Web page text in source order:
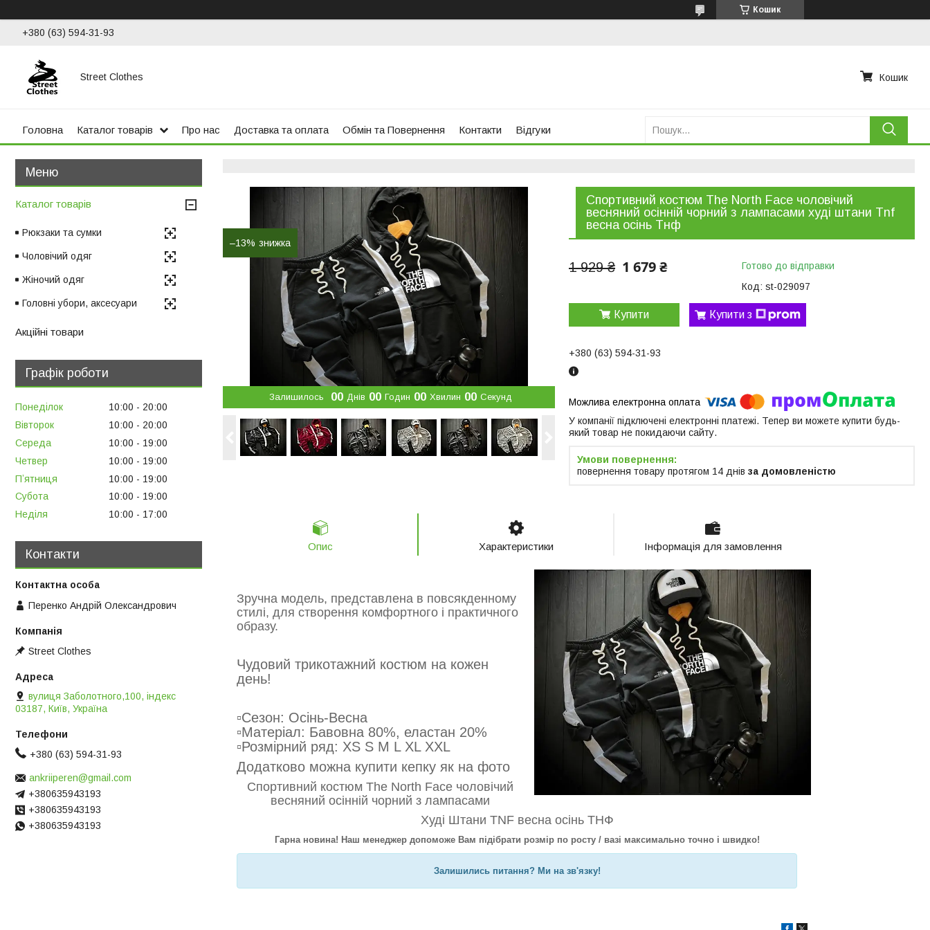
Кошик
+380 (63) 594-31-93
Street Clothes Кошик
Головна Каталог товарів Про нас Доставка та оплата Обмін та Повернення Контакти Відгуки
–13%
Залишилось 00 Днів 00 Годин 00 Хвилин 00 Секунд
Спортивний костюм The North Face чоловічий
весняний осінній чорний з лампасами худі штани Tnf
весна осінь Тнф
1 929 ₴ 1 679 ₴
Готово до відправки
Код: st-029097
Купити Купити з
+380 (63) 594-31-93
У компанії підключені електронні платежі. Тепер ви можете купити будь-
який товар не покидаючи сайту.
повернення товару протягом 14 днів за домовленістю
Опис Характеристики Інформація для замовлення
Зручна модель, представлена в повсякденному
стилі, для створення комфортного і практичного
образу.
Чудовий трикотажний костюм на кожен
день!
▫️Сезон: Осінь-Весна
▫️Матеріал: Бавовна 80%, еластан 20%
▫️Розмірний ряд: XS S M L XL XXL
Додатково можна купити кепку як на фото
Спортивний костюм The North Face чоловічий
весняний осінній чорний з лампасами
Худі Штани TNF весна осінь ТНФ
Гарна новина! Наш менеджер допоможе Вам підібрати розмір по росту / вазі максимально точно і швидко!
Залишились питання? Ми на зв'язку!
Каталог товарів
Рюкзаки та сумки
Чоловічий одяг
Жіночий одяг
Головні убори, аксесуари
Акційні товари
Графік роботи
Понеділок 10:00
20:00
Вівторок
10:00
20:00
Середа
10:00
19:00
Четвер
10:00
19:00
Пʼятниця
10:00
19:00
Субота
10:00
19:00
Неділя
10:00 17:00
Контакти
Перенко Андрій Олександрович
Street Clothes
вулиця Заболотного,100, індекс
03187, Київ, Україна
+380 (63) 594-31-93
ankriiperen@gmail.com
+380635943193
+380635943193
+380635943193